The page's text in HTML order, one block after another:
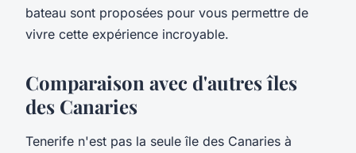
bateau sont proposées pour vous permettre de
vivre cette expérience incroyable.
Comparaison avec d'autres îles
des Canaries
Tenerife n'est pas la seule île des Canaries à